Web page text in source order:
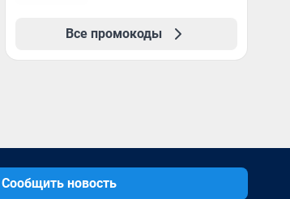
Все промокоды
Сообщить новость